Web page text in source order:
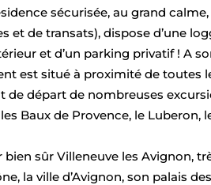
sécurisée, au grand
et de transats), dispose d’une
et d’un parking privatif ! A
est situé à proximité de
de départ de nombreuses
Baux de Provence, le Luberon,
bien sûr Villeneuve les Avignon,
la ville d’Avignon, son palais